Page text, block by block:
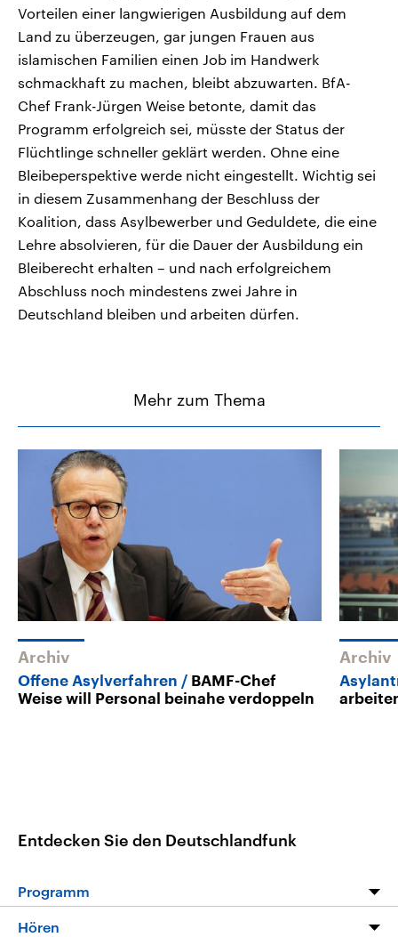
Vorteilen einer langwierigen Ausbildung auf dem
Land zu überzeugen, gar jungen Frauen aus
islamischen Familien einen Job im Handwerk
schmackhaft zu machen, bleibt abzuwarten. BfA-
Chef Frank-Jürgen Weise betonte, damit das
Programm erfolgreich sei, müsste der Status der
Flüchtlinge schneller geklärt werden. Ohne eine
Bleibeperspektive werde nicht eingestellt. Wichtig sei
in diesem Zusammenhang der Beschluss der
Koalition, dass Asylbewerber und Geduldete, die eine
Lehre absolvieren, für die Dauer der Ausbildung ein
Bleiberecht erhalten – und nach erfolgreichem
Abschluss noch mindestens zwei Jahre in
Deutschland bleiben und arbeiten dürfen.
Mehr zum Thema
Archiv
Offene Asylverfahren
BAMF-Chef
Weise will Personal beinahe verdoppeln
Archiv
Entdecken Sie den Deutschlandfunk
Programm
Programm
Hören